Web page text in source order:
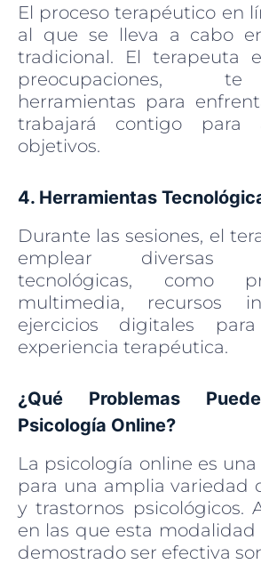
El proceso terapéutico en
al que se lleva a cabo
tradicional. El terapeuta
preocupaciones,
herramientas para
trabajará contigo para
objetivos.
4. Herramientas
Durante las sesiones, el
emplear diversas
tecnológicas, como
multimedia, recursos
ejercicios digitales
experiencia terapéutica.
¿Qué Problemas
Psicología Online?
La psicología online es
para una amplia variedad
y trastornos psicológicos.
en las que esta
demostrado ser efectiva